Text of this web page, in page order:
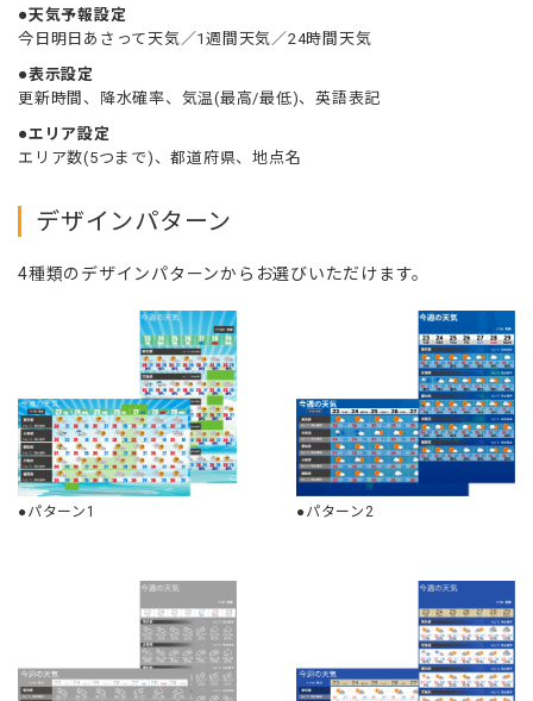
●天気予報設定
今日明日あさって天気／1週間天気／24時間天気
●表示設定
更新時間、降水確率、気温(最高/最低)、英語表記
●エリア設定
エリア数(5つまで)、都道府県、地点名
デザインパターン
4種類のデザインパターンからお選びいただけます。
●パターン1 ●パターン2